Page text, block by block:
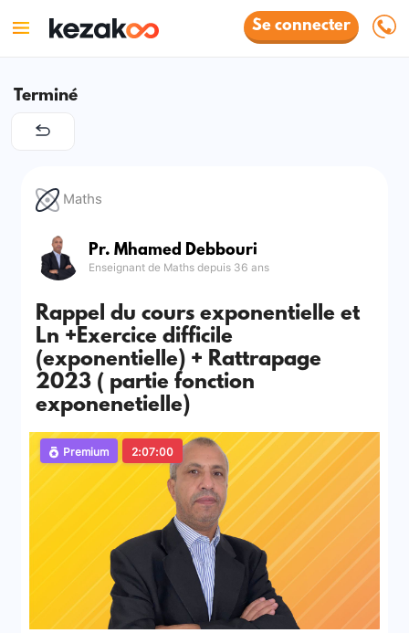
Se connecter
Terminé
Maths
Pr. Mhamed Debbouri
Enseignant de Maths depuis 36 ans
Rappel du cours exponentielle et
Ln +Exercice difficile
(exponentielle) + Rattrapage
2023 ( partie fonction
exponenetielle)
Premium 2:07:00